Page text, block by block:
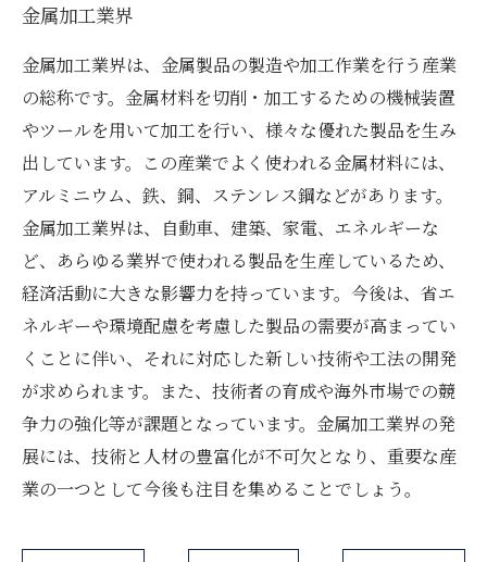
金属加工業界
金属加工業界は、金属製品の製造や加工作業を行う産業
の総称です。金属材料を切削・加工するための機械装置
やツールを用いて加工を行い、様々な優れた製品を生み
出しています。この産業でよく使われる金属材料には、
アルミニウム、鉄、銅、ステンレス鋼などがあります。
金属加工業界は、自動車、建築、家電、エネルギーな
ど、あらゆる業界で使われる製品を生産しているため、
経済活動に大きな影響力を持っています。今後は、省エ
ネルギーや環境配慮を考慮した製品の需要が高まってい
くことに伴い、それに対応した新しい技術や工法の開発
が求められます。また、技術者の育成や海外市場での競
争力の強化等が課題となっています。金属加工業界の発
展には、技術と人材の豊富化が不可欠となり、重要な産
業の一つとして今後も注目を集めることでしょう。